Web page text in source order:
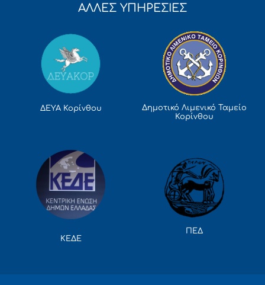
ΑΛΛΕΣ ΥΠΗΡΕΣΙΕΣ
ΔΕΥΑ Κορίνθου
Δημοτικό Λιμενικό Ταμείο
Κορίνθου
ΚΕΔΕ
ΠΕΔ